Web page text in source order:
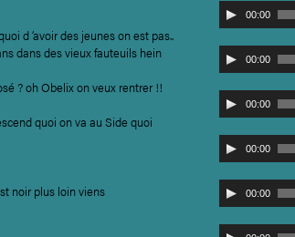
d ‘avoir des jeunes on est pas..
dans des vieux fauteuils hein
? oh Obelix on veux rentrer !!
quoi on va au Side quoi
noir plus loin viens
Lecteur
audio
00:00
Lecteur
audio
00:00
Lecteur
audio
00:00
Lecteur
audio
00:00
Lecteur
audio
00:00
Lecteur